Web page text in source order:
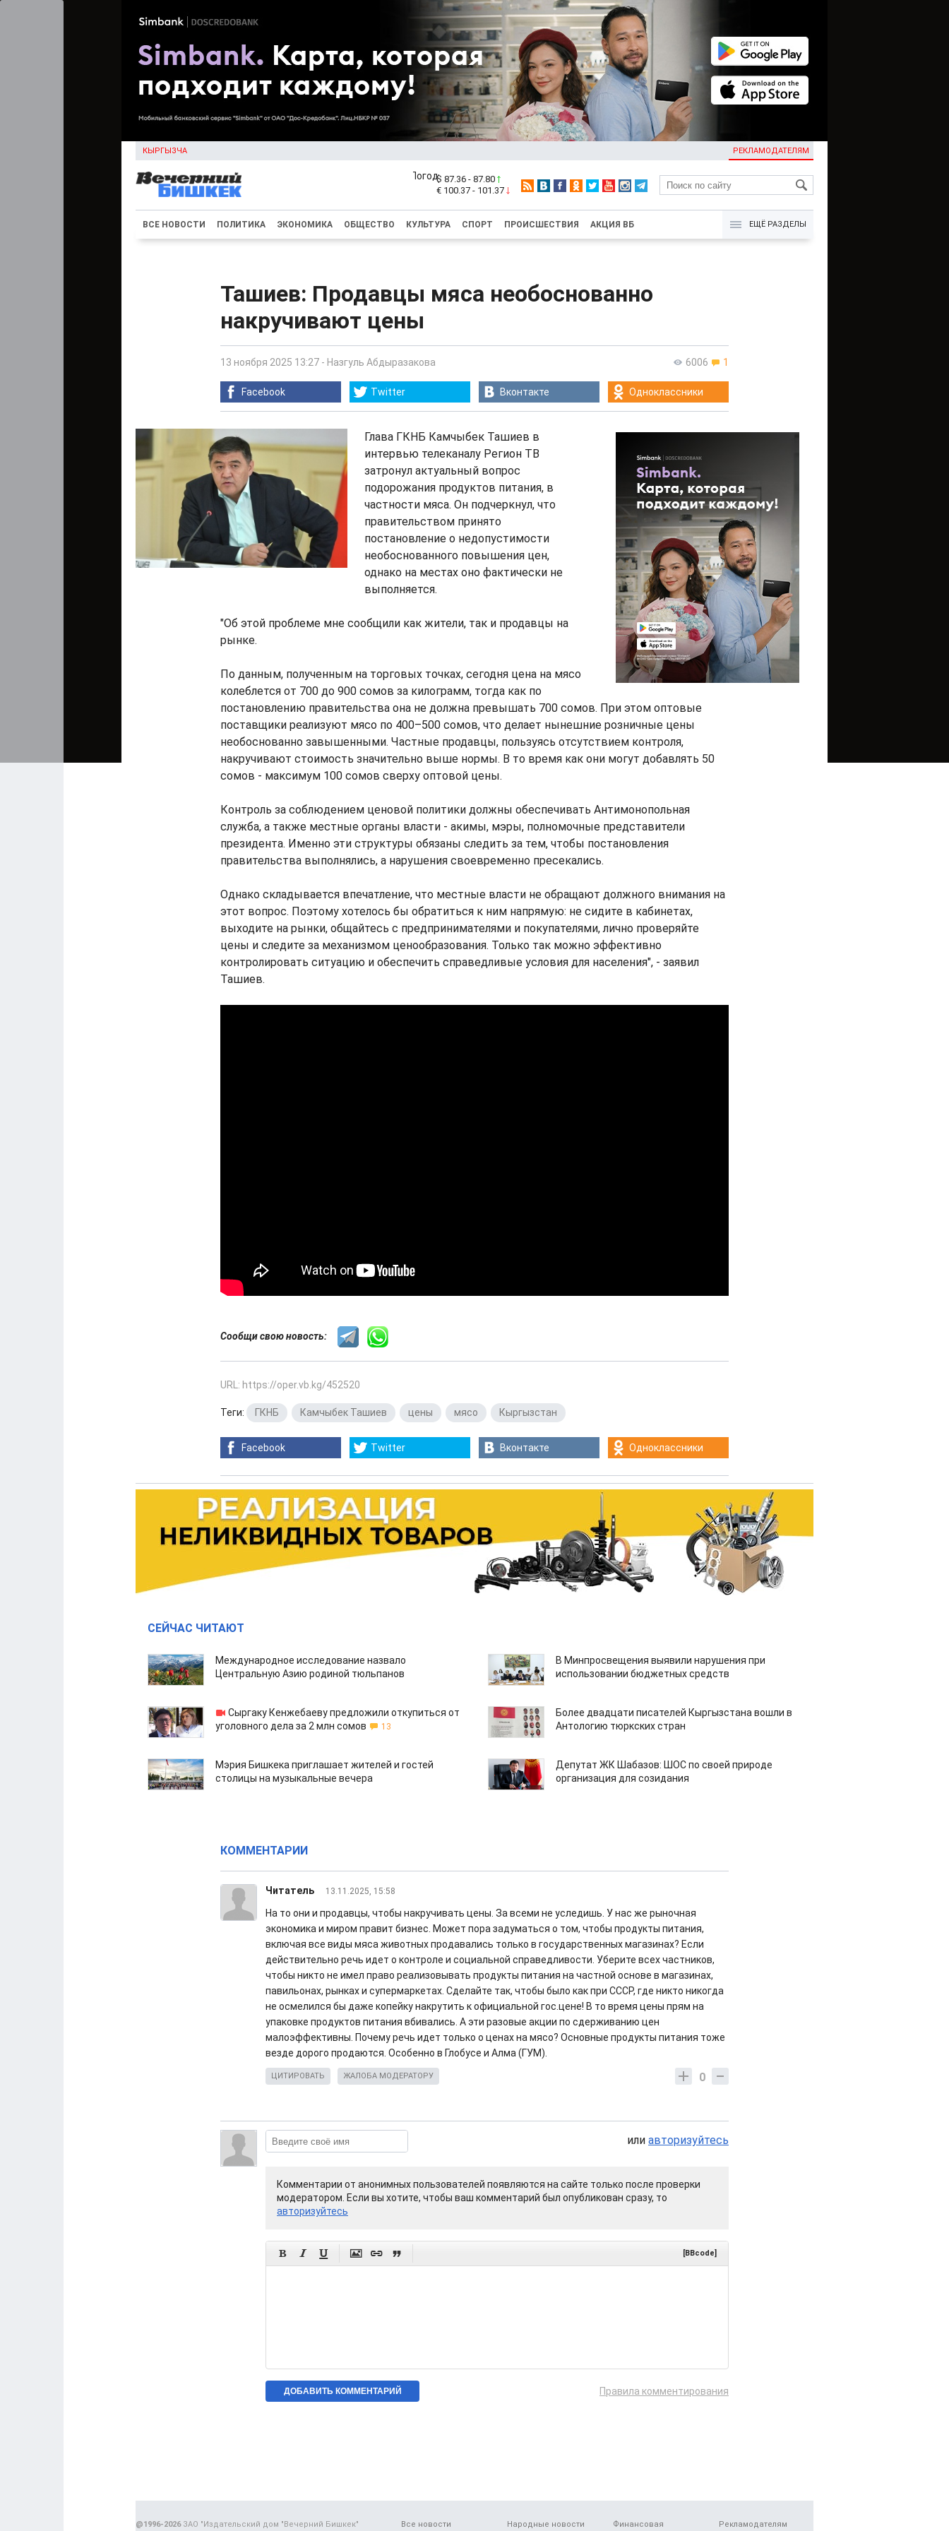
КЫРГЫЗЧА РЕКЛАМОДАТЕЛЯМ
KG
$ 87.36 - 87.80
€ 100.37 - 101.37
ВСЕ НОВОСТИ ПОЛИТИКА ЭКОНОМИКА ОБЩЕСТВО КУЛЬТУРА СПОРТ ПРОИСШЕСТВИЯ АКЦИЯ ВБ ЕЩЁ РАЗДЕЛЫ
Ташиев: Продавцы мяса необоснованно
накручивают цены
6006 1
13 ноября 2025 13:27 - Назгуль Абдыразакова
Facebook Twitter Вконтакте Одноклассники
Глава ГКНБ Камчыбек Ташиев в
интервью телеканалу Регион ТВ
затронул актуальный вопрос
подорожания продуктов питания, в
частности мяса. Он подчеркнул, что
правительством принято
постановление о недопустимости
необоснованного повышения цен,
однако на местах оно фактически не
выполняется.
"Об этой проблеме мне сообщили как жители, так и продавцы на
рынке.
По данным, полученным на торговых точках, сегодня цена на мясо
колеблется от 700 до 900 сомов за килограмм, тогда как по
постановлению правительства она не должна превышать 700 сомов. При этом оптовые
поставщики реализуют мясо по 400–500 сомов, что делает нынешние розничные цены
необоснованно завышенными. Частные продавцы, пользуясь отсутствием контроля,
накручивают стоимость значительно выше нормы. В то время как они могут добавлять 50
сомов - максимум 100 сомов сверху оптовой цены.
Контроль за соблюдением ценовой политики должны обеспечивать Антимонопольная
служба, а также местные органы власти - акимы, мэры, полномочные представители
президента. Именно эти структуры обязаны следить за тем, чтобы постановления
правительства выполнялись, а нарушения своевременно пресекались.
Однако складывается впечатление, что местные власти не обращают должного внимания на
этот вопрос. Поэтому хотелось бы обратиться к ним напрямую: не сидите в кабинетах,
выходите на рынки, общайтесь с предпринимателями и покупателями, лично проверяйте
цены и следите за механизмом ценообразования. Только так можно эффективно
контролировать ситуацию и обеспечить справедливые условия для населения", - заявил
Ташиев.
Сообщи свою новость:
URL: https://oper.vb.kg/452520
Теги: ГКНБ Камчыбек Ташиев цены мясо Кыргызстан
Facebook Twitter Вконтакте Одноклассники
СЕЙЧАС ЧИТАЮТ
Международное исследование назвало
Центральную Азию родиной тюльпанов
В Минпросвещения выявили нарушения при
использовании бюджетных средств
Сыргаку Кенжебаеву предложили откупиться от
уголовного дела за 2 млн сомов
13
Более двадцати писателей Кыргызстана вошли в
Антологию тюркских стран
Мэрия Бишкека приглашает жителей и гостей
столицы на музыкальные вечера
Депутат ЖК Шабазов: ШОС по своей природе
организация для созидания
КОММЕНТАРИИ
Читатель 13.11.2025, 15:58
На то они и продавцы, чтобы накручивать цены. За всеми не уследишь. У нас же рыночная
экономика и миром правит бизнес. Может пора задуматься о том, чтобы продукты питания,
включая все виды мяса животных продавались только в государственных магазинах? Если
действительно речь идет о контроле и социальной справедливости. Уберите всех частников,
чтобы никто не имел право реализовывать продукты питания на частной основе в магазинах,
павильонах, рынках и супермаркетах. Сделайте так, чтобы было как при СССР, где никто никогда
не осмелился бы даже копейку накрутить к официальной гос.цене! В то время цены прям на
упаковке продуктов питания вбивались. А эти разовые акции по сдерживанию цен
малоэффективны. Почему речь идет только о ценах на мясо? Основные продукты питания тоже
везде дорого продаются. Особенно в Глобусе и Алма (ГУМ).
0
ЦИТИРОВАТЬ ЖАЛОБА МОДЕРАТОРУ
или авторизуйтесь
Комментарии от анонимных пользователей появляются на сайте только после проверки
модератором. Если вы хотите, чтобы ваш комментарий был опубликован сразу, то
авторизуйтесь
      [BBcode]
Правила комментирования
Все новости Народные новости Финансовая Рекламодателям
@1996-2026ЗАО "Издательский дом "Вечерний Бишкек"